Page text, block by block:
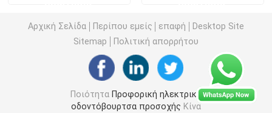
Έξυπνη ηλεκτρική οδοντόβουρτσα
Αρχική Σελίδα Περίπου εμείς επαφή
Desktop Site
Sitemap
Πολιτική απορρήτου
Ποιότητα Προφορική ηλεκτρική
οδοντόβουρτσα προσοχής Κίνα